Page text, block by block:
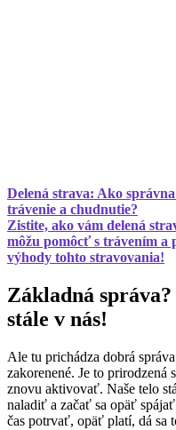
Delená strava: Ako
trávenie a chudnutie?
Zistite, ako vám delená
môžu pomôcť s trávením
výhody tohto stravovania!
Základná
stále v nás!
Ale tu prichádza dobrá
zakorenené. Je to prirodzená
znovu aktivovať. Naše telo
naladiť a začať sa opäť
čas potrvať, opäť platí, dá sa